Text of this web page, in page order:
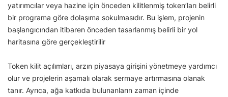
yatırımcılar veya hazine için önceden kilitlenmiş token’ları belirli
bir programa göre dolaşıma sokulmasıdır. Bu işlem, projenin
başlangıcından itibaren önceden tasarlanmış belirli bir yol
haritasına göre gerçekleştirilir
Token kilit açılımları, arzın piyasaya girişini yönetmeye yardımcı
olur ve projelerin aşamalı olarak sermaye artırmasına olanak
tanır. Ayrıca, ağa katkıda bulunanların zaman içinde